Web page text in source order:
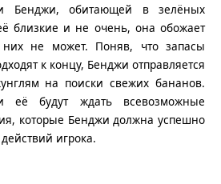
Бенджи, обитающей в зелёных
близкие и не очень, она обожает
не может. Поняв, что запасы
к концу, Бенджи отправляется
на поиски свежих бананов.
её будут ждать всевозможные
которые Бенджи должна успешно
игрока.